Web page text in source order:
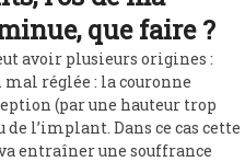
que faire ?
avoir plusieurs origines :
réglée : la couronne
(par une hauteur trop
l’implant. Dans ce cas cette
entraîner une souffrance